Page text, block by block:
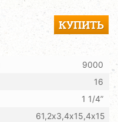
КУПИТЬ
9000
16
1 1/4”
61,2х3,4х15,4х15